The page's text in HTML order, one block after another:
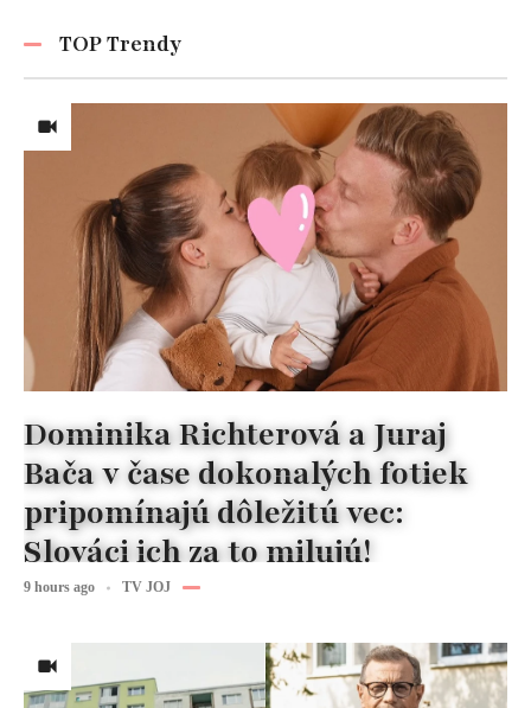
TOP Trendy
Dominika Richterová a Juraj
Bača v čase dokonalých fotiek
pripomínajú dôležitú vec:
Slováci ich za to milujú!
9 hours ago TV JOJ